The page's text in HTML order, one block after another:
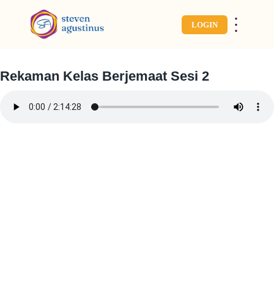
LOGIN ⋮
Rekaman Kelas Berjemaat Sesi 2